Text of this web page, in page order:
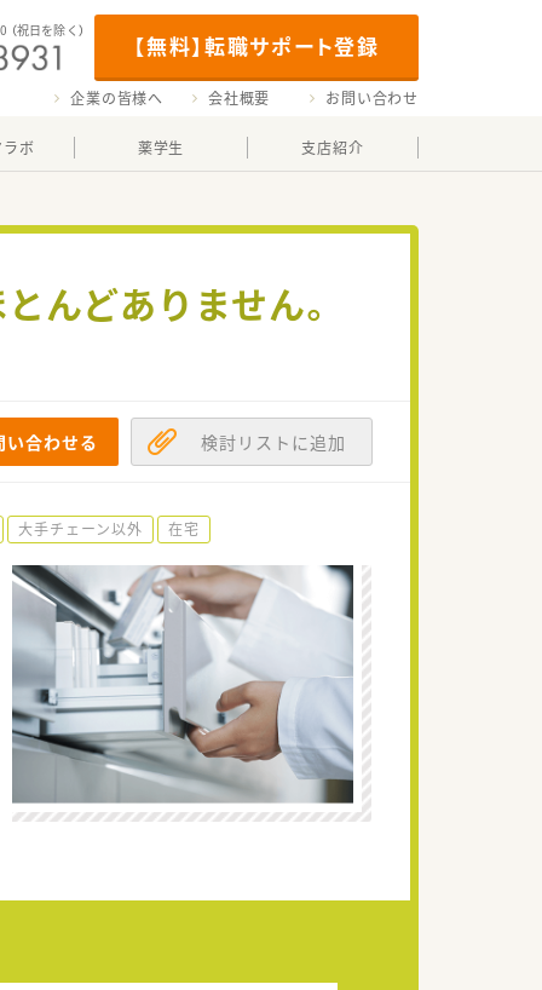
【無料】転職サポート登録
（祝日を除く）
企業の皆様へ 会社概要 お問い合わせ
ボ 薬学生 支店紹介
んどありません。
い合わせる 検討リストに追加
大手チェーン以外 在宅